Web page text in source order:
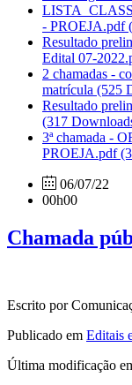
- PROEJA.pdf
Resultado
Edital 07-
2 chamadas -
matrícula (525
Resultado
(317
3ª chamada -
PROEJA.pdf
06/07/22
00h00
Chamada
Escrito por
Publicado em Editais
Última modificação